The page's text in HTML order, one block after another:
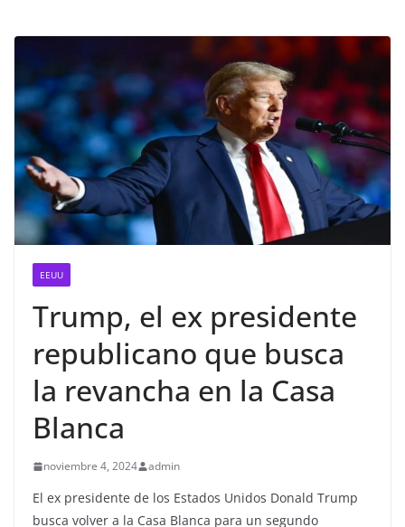
EEUU
Trump, el ex presidente
republicano que busca
la revancha en la Casa
Blanca
noviembre 4, 2024 admin
El ex presidente de los Estados Unidos Donald Trump
busca volver a la Casa Blanca para un segundo